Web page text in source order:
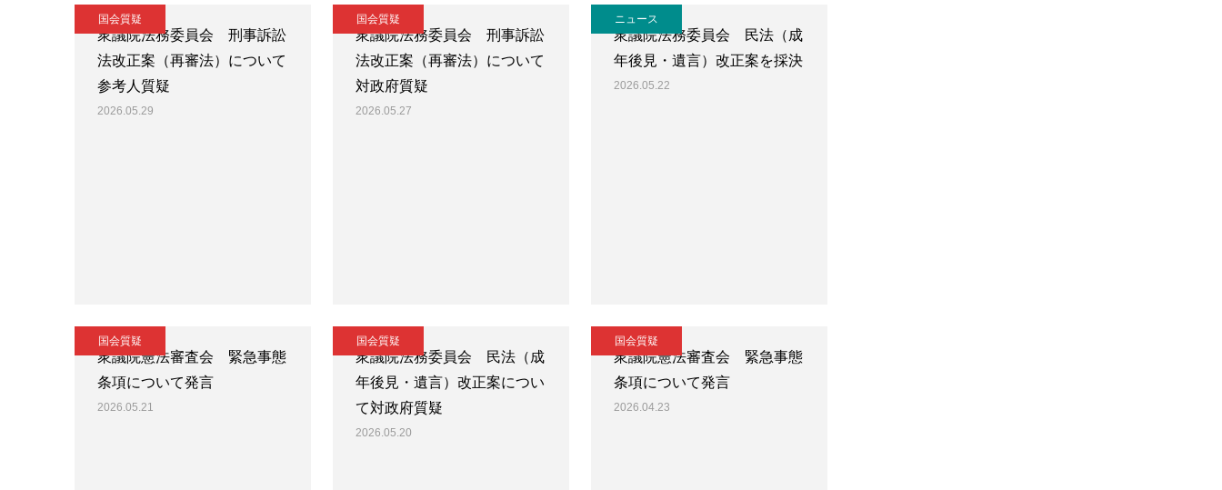
国会質疑
衆議院法務委員会 刑事訴訟
法改正案（再審法）について
参考人質疑
2026.05.29
国会質疑
衆議院法務委員会 刑事訴訟
法改正案（再審法）について
対政府質疑
2026.05.27
ニュース
衆議院法務委員会 民法（成
年後見・遺言）改正案を採決
2026.05.22
国会質疑
衆議院憲法審査会 緊急事態
条項について発言
2026.05.21
国会質疑
衆議院法務委員会 民法（成
年後見・遺言）改正案につい
て対政府質疑
2026.05.20
国会質疑
衆議院憲法審査会 緊急事態
条項について発言
2026.04.23